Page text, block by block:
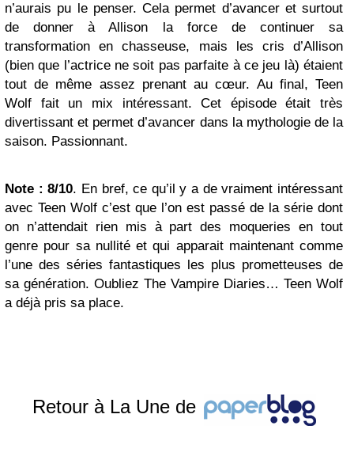
n’aurais pu le penser. Cela permet d’avancer et surtout
de donner à Allison la force de continuer sa
transformation en chasseuse, mais les cris d’Allison
(bien que l’actrice ne soit pas parfaite à ce jeu là) étaient
tout de même assez prenant au cœur. Au final, Teen
Wolf fait un mix intéressant. Cet épisode était très
divertissant et permet d’avancer dans la mythologie de la
saison. Passionnant.
Note : 8/10. En bref, ce qu’il y a de vraiment intéressant
avec Teen Wolf c’est que l’on est passé de la série dont
on n’attendait rien mis à part des moqueries en tout
genre pour sa nullité et qui apparait maintenant comme
l’une des séries fantastiques les plus prometteuses de
sa génération. Oubliez The Vampire Diaries… Teen Wolf
a déjà pris sa place.
Retour à La Une de